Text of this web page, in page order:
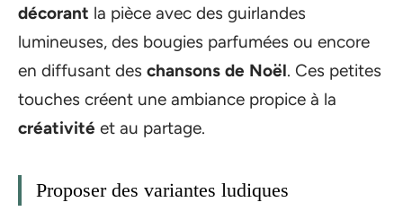
décorant la pièce avec des guirlandes
lumineuses, des bougies parfumées ou encore
en diffusant des chansons de Noël. Ces petites
touches créent une ambiance propice à la
créativité et au partage.
Proposer des variantes ludiques